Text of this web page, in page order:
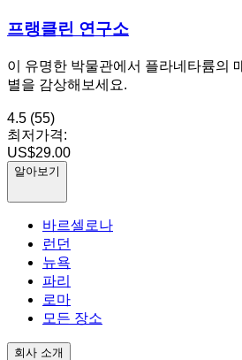
프랭클린 연구소
이 유명한 박물관에서 플라네타륨의
별을 감상해보세요.
4.5 (55)
최저가격:
US$29.00
알아보기
바르셀로나
런던
뉴욕
파리
로마
모든 장소
회사 소개